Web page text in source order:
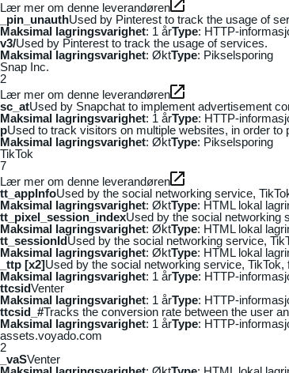
Lær mer om denne leverandøren
_pin_unauthUsed by Pinterest to track the usage of
Maksimal lagringsvarighet: 1 årType: HTTP-
v3/Used by Pinterest to track the usage of services.
Maksimal lagringsvarighet: ØktType: Pikselsporing
Snap Inc.
2
Lær mer om denne leverandøren
sc_atUsed by Snapchat to implement advertisement
Maksimal lagringsvarighet: 1 årType: HTTP-
pUsed to track visitors on multiple websites, in order
Maksimal lagringsvarighet: ØktType: Pikselsporing
TikTok
7
Lær mer om denne leverandøren
tt_appInfoUsed by the social networking service,
Maksimal lagringsvarighet: ØktType: HTML lokal
tt_pixel_session_indexUsed by the social networking
Maksimal lagringsvarighet: ØktType: HTML lokal
tt_sessionIdUsed by the social networking service,
Maksimal lagringsvarighet: ØktType: HTML lokal
_ttp [x2]Used by the social networking service,
Maksimal lagringsvarighet: 1 årType: HTTP-
ttcsidVenter
Maksimal lagringsvarighet: 1 årType: HTTP-
ttcsid_#Tracks the conversion rate between the user
Maksimal lagringsvarighet: 1 årType: HTTP-
assets.voyado.com
2
_vaSVenter